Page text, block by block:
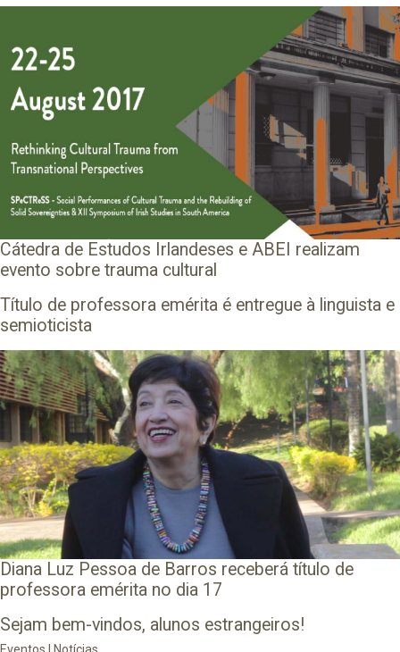
Cátedra de Estudos Irlandeses e ABEI realizam
evento sobre trauma cultural
Título de professora emérita é entregue à linguista e
semioticista
Diana Luz Pessoa de Barros receberá título de
professora emérita no dia 17
Sejam bem-vindos, alunos estrangeiros!